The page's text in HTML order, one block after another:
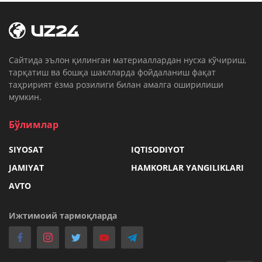
Cайтида эълон қилинган материаллардан нусха кўчириш,
тарқатиш ва бошқа шаклларда фойдаланиш фақат
таҳририят ёзма розилиги билан амалга оширилиши
мумкин.
Бўлимлар
SIYOSAT
IQTISODIYOT
JAMIYAT
HAMKORLAR YANGILIKLARI
AVTO
Ижтимоий тармоқларда